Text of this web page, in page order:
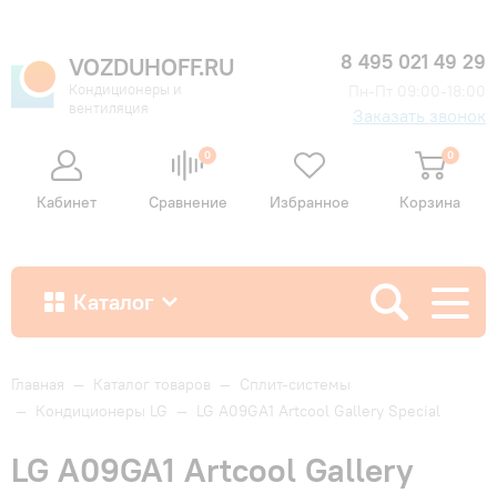
VOZDUHOFF.RU
Кондиционеры и
вентиляция
8 495 021 49 29
Заказать звонок
Кабинет
0
Сравнение Избранное
0
Корзина
Каталог
Как купить
Главная — Каталог товаров — Сплит-системы
— Кондиционеры LG — LG A09GA1 Artcool Gallery Special
LG A09GA1 Artcool Gallery